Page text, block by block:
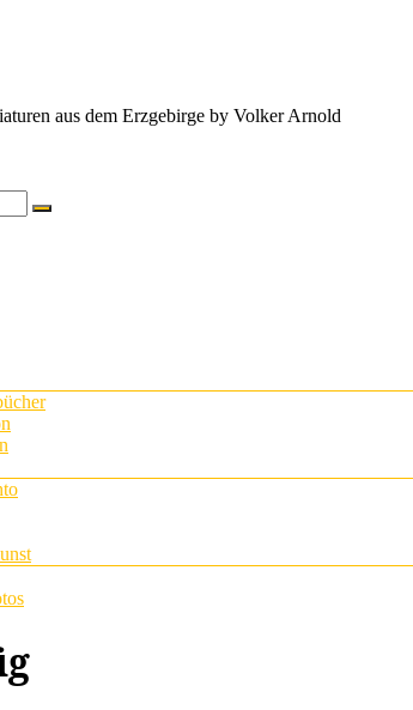
aus dem Erzgebirge by Volker Arnold